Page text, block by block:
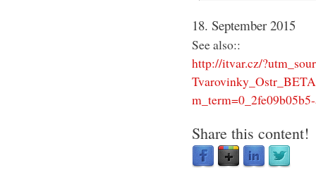
18. September 2015
See also::
http://itvar.cz/
Share this content!